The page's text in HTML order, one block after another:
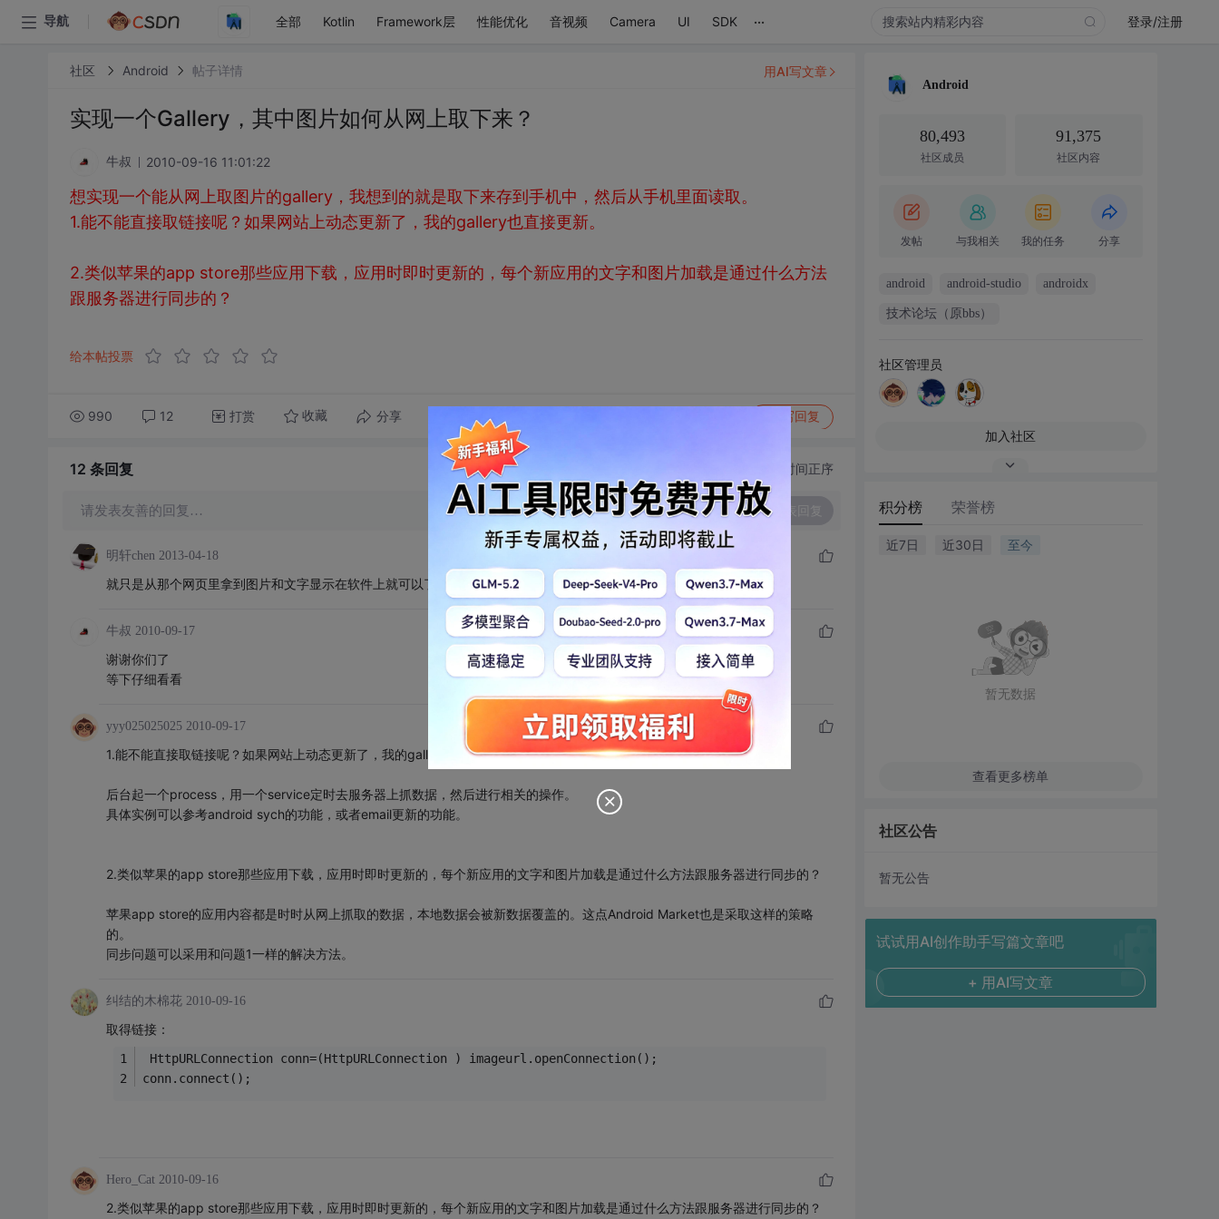
导航 全部 Kotlin Framework层 性能优化 音视频 Camera UI SDK ... 登录/注册
社区 Android 帖子详情
实现一个Gallery，其中图片如何从网上取下来？
牛叔 2010-09-16 11:01:22
想实现一个能从网上取图片的gallery，我想到的就是取下来存到手机中，然后从手机里面读取。
1.能不能直接取链接呢？如果网站上动态更新了，我的gallery也直接更新。
2.类似苹果的app store那些应用下载，应用时即时更新的，每个新应用的文字和图片加载是通过什么方法
跟服务器进行同步的？
给本帖投票
990 12 打赏 收藏 分享 转发到动态 写回复
用AI写文章
12 条回复 切换为时间正序
请发表友善的回复… 发表回复
明轩chen 2013-04-18
就只是从那个网页里拿到图片和文字显示在软件上就可以了
牛叔 2010-09-17
谢谢你们了
等下仔细看看
yyy025025025 2010-09-17
1.能不能直接取链接呢？如果网站上动态更新了，我的gallery也直接更新。
后台起一个process，用一个service定时去服务器上抓数据，然后进行相关的操作。
具体实例可以参考android sych的功能，或者email更新的功能。
2.类似苹果的app store那些应用下载，应用时即时更新的，每个新应用的文字和图片加载是通过什么方法跟服务器进行同步的？
苹果app store的应用内容都是时时从网上抓取的数据，本地数据会被新数据覆盖的。这点Android Market也是采取这样的策略
的。
同步问题可以采用和问题1一样的解决方法。
纠结的木棉花 2010-09-16
取得链接：
HttpURLConnection conn=(HttpURLConnection ) imageurl.openConnection();
conn.connect();
Hero_Cat 2010-09-16
2.类似苹果的app store那些应用下载，应用时即时更新的，每个新应用的文字和图片加载是通过什么方法跟服务器进行同步的？
Android
80,493
社区成员
91,375
社区内容
发帖 与我相关 我的任务 分享
android android-studio androidx
技术论坛（原bbs）
社区管理员
加入社区
积分榜 荣誉榜
近7日 近30日 至今
暂无数据
查看更多榜单
社区公告
暂无公告
试试用AI创作助手写篇文章吧
+ 用AI写文章